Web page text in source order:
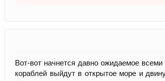
Вот-вот начнется давно ожидаемое
кораблей выйдут в открытое море и